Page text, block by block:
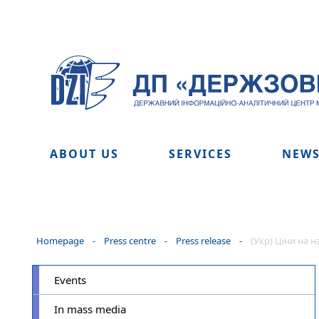
ABOUT US SERVICES NEWS
Homepage - Press centre - Press release - (Укр) Ціни на
Events
In mass media